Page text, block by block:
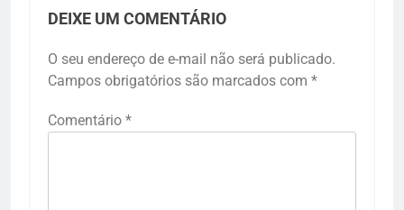
DEIXE UM COMENTÁRIO
O seu endereço de e-mail não será publicado.
Campos obrigatórios são marcados com *
Comentário *